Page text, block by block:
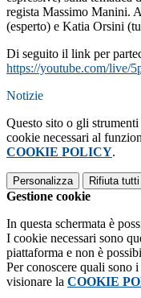
regista Massimo Manini.
(esperto) e Katia Orsini
Di seguito il link per
https://youtube.com/live/
Notizie
Questo sito o gli
cookie necessari al
COOKIE POLICY.
Personalizza Rifiuta tutti
Gestione cookie
In questa schermata è
I cookie necessari sono
piattaforma e non è
Per conoscere quali sono
visionare la COOKIE